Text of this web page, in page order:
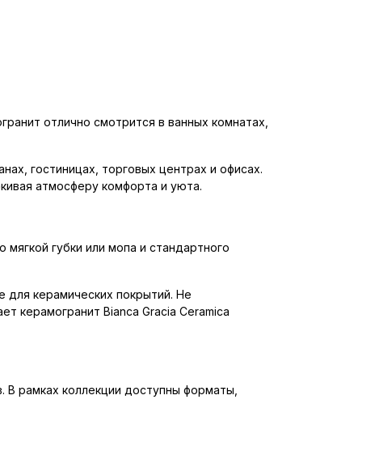
отлично смотрится в ванных комнатах,
гостиницах, торговых центрах и офисах.
атмосферу комфорта и уюта.
губки или мопа и стандартного
для керамических покрытий. Не
керамогранит Bianca Gracia Ceramica
В рамках коллекции доступны форматы,